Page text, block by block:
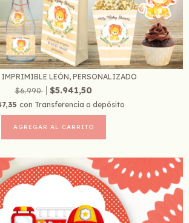
IMPRIMIBLE LEÓN, PERSONALIZADO
$6.990
$5.941,50
con Transferencia o depósito